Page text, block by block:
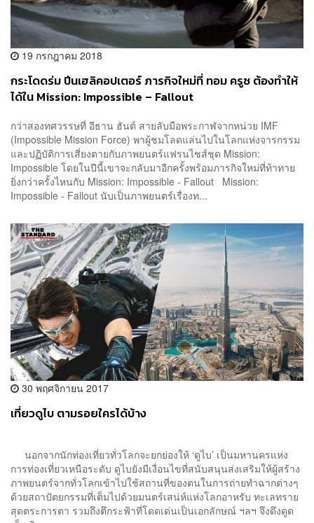
19 กรกฎาคม 2018
กระโดดร่ม ปีนเฮลิคอปเตอร์ ภารกิจใหม่ที่ ทอม ครูซ ต้องทำให้
ได้ใน Mission: Impossible – Fallout
กว่าสองทศวรรษที่ อีธาน ฮันต์ สายลับมือพระกาฬจากหน่วย IMF
(Impossible Mission Force) พาผู้ชมโลดแล่นไปในโลกแห่งจารกรรม
และปฏิบัติการเสี่ยงตายกับภาพยนตร์แฟรนไชส์ชุด Mission:
Impossible โดยในปีนี้เขาจะกลับมาอีกครั้งพร้อมภารกิจใหม่ที่ท้าทาย
ยิ่งกว่าครั้งไหนกับ Mission: Impossible - Fallout Mission:
Impossible - Fallout นับเป็นภาพยนตร์เรื่องท...
30 พฤศจิกายน 2017
เที่ยวดูไบ ตามรอยใครได้บ้าง
นอกจากนักท่องเที่ยวทั่วโลกจะยกย่องให้ ‘ดูไบ’ เป็นมหานครแห่ง
การท่องเที่ยวเหนือระดับ ดูไบยังมีเงื่อนไขที่สนับสนุนส่งเสริมให้ผู้สร้าง
ภาพยนตร์จากทั่วโลกเข้าไปใช้สถานที่ของตนในการถ่ายทำฉากต่างๆ
ด้วยสถาปัตยกรรมที่เต็มไปด้วยมนตร์เสน่ห์แห่งโลกอาหรับ ทะเลทราย
สุดตระการตา รวมถึงตึกระฟ้าที่โดดเด่นเป็นเอกลักษณ์ ฯลฯ จึงดึงดูด